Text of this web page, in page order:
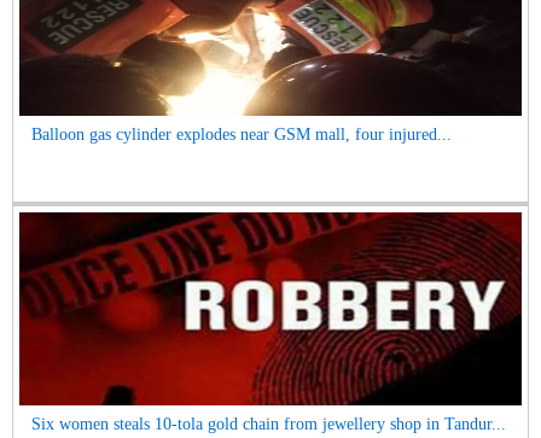
Balloon gas cylinder explodes near GSM mall, four injured...
Six women steals 10-tola gold chain from jewellery shop in Tandur...